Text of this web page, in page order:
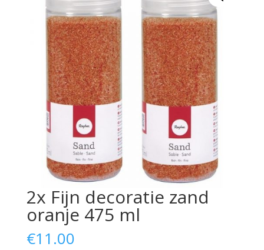
2x Fijn decoratie zand
oranje 475 ml
€11.00